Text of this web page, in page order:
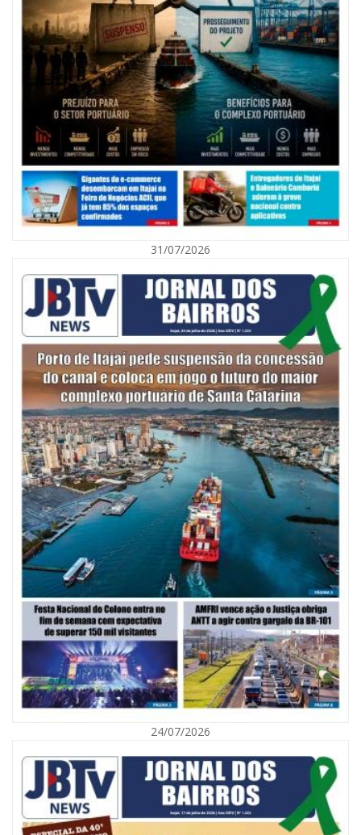
08/08/2026 | 07:00
Agosto Laranja mobiliza Navegantes com ações de prevenção de
deficiências e inclusão social
BALNEÁRIO CAMBORIÚ
08/08/2026 | 07:00
Saúde de BC abre inscrições para Oficina Regional de Qualidade em
Vigilância Sanitária
PENHA
31/07/2026
24/07/2026